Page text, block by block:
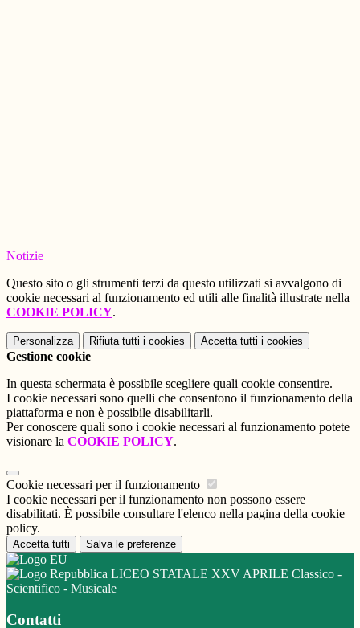
Notizie
Questo sito o gli strumenti terzi da questo utilizzati si avvalgono di
cookie necessari al funzionamento ed utili alle finalità illustrate nella
COOKIE POLICY.
Personalizza Rifiuta tutti i cookies Accetta tutti i cookies
Gestione cookie
In questa schermata è possibile scegliere quali cookie consentire.
I cookie necessari sono quelli che consentono il funzionamento della
piattaforma e non è possibile disabilitarli.
Per conoscere quali sono i cookie necessari al funzionamento potete
visionare la COOKIE POLICY.
Cookie necessari per il funzionamento
I cookie necessari per il funzionamento non possono essere
disabilitati. È possibile consultare l'elenco nella pagina della cookie
policy.
Accetta tutti Salva le preferenze
LICEO STATALE XXV APRILE Classico -
Scientifico - Musicale
Contatti